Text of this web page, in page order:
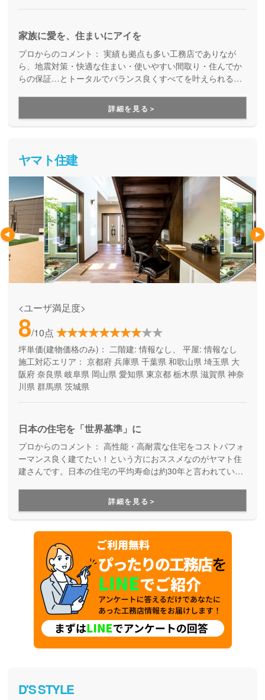
家族に愛を、住まいにアイを
プロからのコメント： 実績も拠点も多い工務店でありなが
ら、地震対策・快適な住まい・使いやすい間取り・住んでか
らの保証…とトータルでバランス良くすべてを叶えられる家
用できる間取り提案も得意なので、末長く安心して暮らせる
住まいをお求めの方、安心できるプロにまるっとお任せした
い方にもお勧めしています。
詳細を見る＞
ヤマト住建
<ユーザ満足度>
8/10点
坪単価(建物価格のみ)： 二階建: 情報なし、 平屋: 情報なし
施工対応エリア： 京都府 兵庫県 千葉県 和歌山県 埼玉県 大
阪府 奈良県 岐阜県 岡山県 愛知県 東京都 栃木県 滋賀県 神奈
川県 群馬県 茨城県
日本の住宅を「世界基準」に
プロからのコメント： 高性能・高耐震な住宅をコストパフォ
ーマンス良く建てたい！という方におススメなのがヤマト住
建さんです。日本の住宅の平均寿命は約30年と言われていま
詳細を見る＞
D'S STYLE